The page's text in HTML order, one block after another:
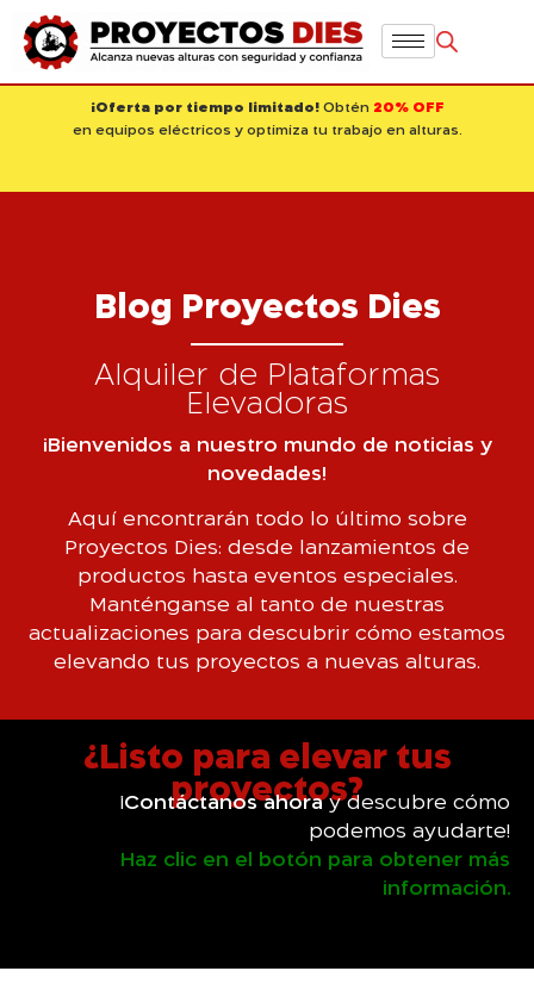
¡Oferta por tiempo limitado!Obtén 20% OFF
en equipos eléctricos y optimiza tu trabajo en alturas.
Blog Proyectos Dies
Alquiler de Plataformas
Elevadoras
¡Bienvenidos a nuestro mundo de noticias y
novedades!
Aquí encontrarán todo lo último sobre
Proyectos Dies: desde lanzamientos de
productos hasta eventos especiales.
Manténganse al tanto de nuestras
actualizaciones para descubrir cómo estamos
elevando tus proyectos a nuevas alturas.
¿Listo para elevar tus
proyectos?
¡Contáctanos ahoray descubre cómo
podemos ayudarte!
Haz clic en el botón para obtener más
información.